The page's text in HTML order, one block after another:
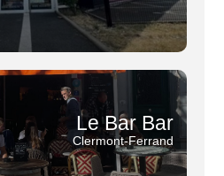
Le Bar Bar
Clermont-Ferrand